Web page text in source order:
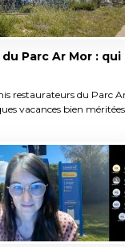
Parc Ar Mor :
restaurateurs du Parc
vacances bien